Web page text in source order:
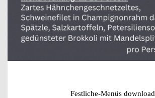
Festliche-Menüs download